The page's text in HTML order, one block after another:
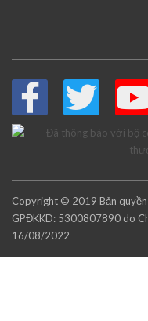
Copyright © 2019 Bản quyền
GPĐKKD: 5300807890 do
16/08/2022